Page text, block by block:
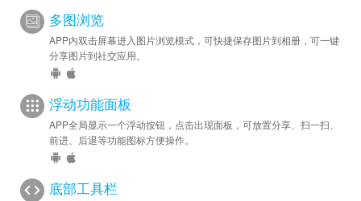
多图浏览
APP内双击屏幕进入图片浏览模式，可快捷保存图片到相册，可一键
分享图片到社交应用。
浮动功能面板
APP全局显示一个浮动按钮，点击出现面板，可放置分享、扫一扫、
前进、后退等功能图标方便操作。
底部工具栏